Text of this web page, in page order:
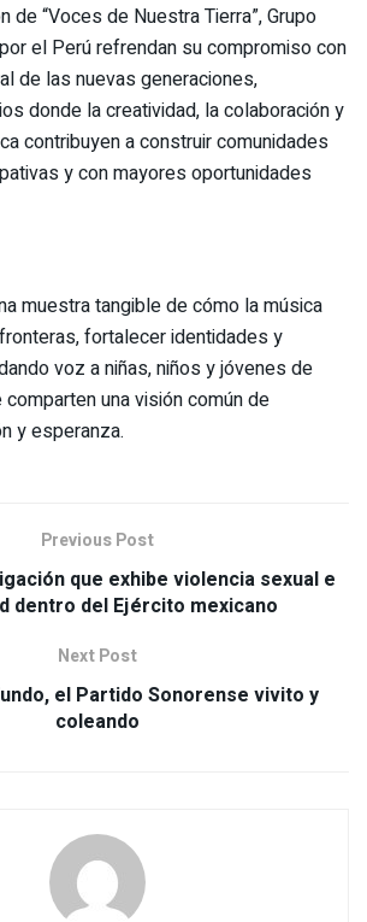
de “Voces de Nuestra Tierra”, Grupo
el Perú refrendan su compromiso con
de las nuevas generaciones,
donde la creatividad, la colaboración y
contribuyen a construir comunidades
y con mayores oportunidades
muestra tangible de cómo la música
fortalecer identidades y
voz a niñas, niños y jóvenes de
una visión común de
y esperanza.
Previous Post
que exhibe violencia sexual e
dentro del Ejército mexicano
Next Post
el Partido Sonorense vivito y
coleando